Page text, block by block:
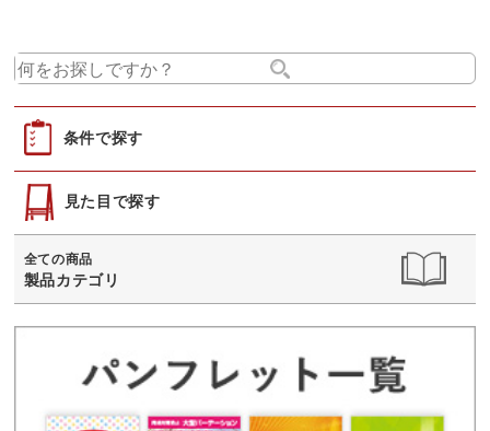
条件で探す
見た目で探す
全ての商品
製品カテゴリ